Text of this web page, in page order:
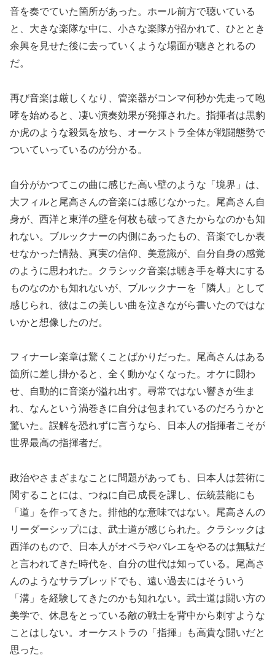
音を奏でていた箇所があった。ホール前方で聴いている
と、大きな楽隊な中に、小さな楽隊が招かれて、ひととき
余興を見せた後に去っていくような場面が聴きとれるの
だ。
再び音楽は厳しくなり、管楽器がコンマ何秒か先走って咆
哮を始めると、凄い演奏効果が発揮された。指揮者は黒豹
か虎のような殺気を放ち、オーケストラ全体が戦闘態勢で
ついていっているのが分かる。
自分がかつてこの曲に感じた高い壁のような「境界」は、
大フィルと尾高さんの音楽には感じなかった。尾高さん自
身が、西洋と東洋の壁を何枚も破ってきたからなのかも知
れない。ブルックナーの内側にあったもの、音楽でしか表
せなかった情熱、真実の信仰、美意識が、自分自身の感覚
のように思われた。クラシック音楽は聴き手を尊大にする
ものなのかも知れないが、ブルックナーを「隣人」として
感じられ、彼はこの美しい曲を泣きながら書いたのではな
いかと想像したのだ。
フィナーレ楽章は驚くことばかりだった。尾高さんはある
箇所に差し掛かると、全く動かなくなった。オケに闘わ
せ、自動的に音楽が溢れ出す。尋常ではない響きが生ま
れ、なんという渦巻きに自分は包まれているのだろうかと
驚いた。誤解を恐れずに言うなら、日本人の指揮者こそが
世界最高の指揮者だ。
政治やさまざまなことに問題があっても、日本人は芸術に
関することには、つねに自己成長を課し、伝統芸能にも
「道」を作ってきた。排他的な意味ではない。尾高さんの
リーダーシップには、武士道が感じられた。クラシックは
西洋のもので、日本人がオペラやバレエをやるのは無駄だ
と言われてきた時代を、自分の世代は知っている。尾高さ
んのようなサラブレッドでも、遠い過去にはそういう
「溝」を経験してきたのかも知れない。武士道は闘い方の
美学で、休息をとっている敵の戦士を背中から刺すような
ことはしない。オーケストラの「指揮」も高貴な闘いだと
思った。